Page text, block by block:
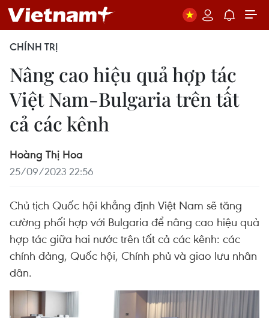
CHÍNH TRỊ
Nâng cao hiệu quả hợp tác
Việt Nam-Bulgaria trên tất
cả các kênh
Hoàng Thị Hoa
25/09/2023 22:56
Chủ tịch Quốc hội khẳng định Việt Nam sẽ tăng
cường phối hợp với Bulgaria để nâng cao hiệu quả
hợp tác giữa hai nước trên tất cả các kênh: các
chính đảng, Quốc hội, Chính phủ và giao lưu nhân
dân.